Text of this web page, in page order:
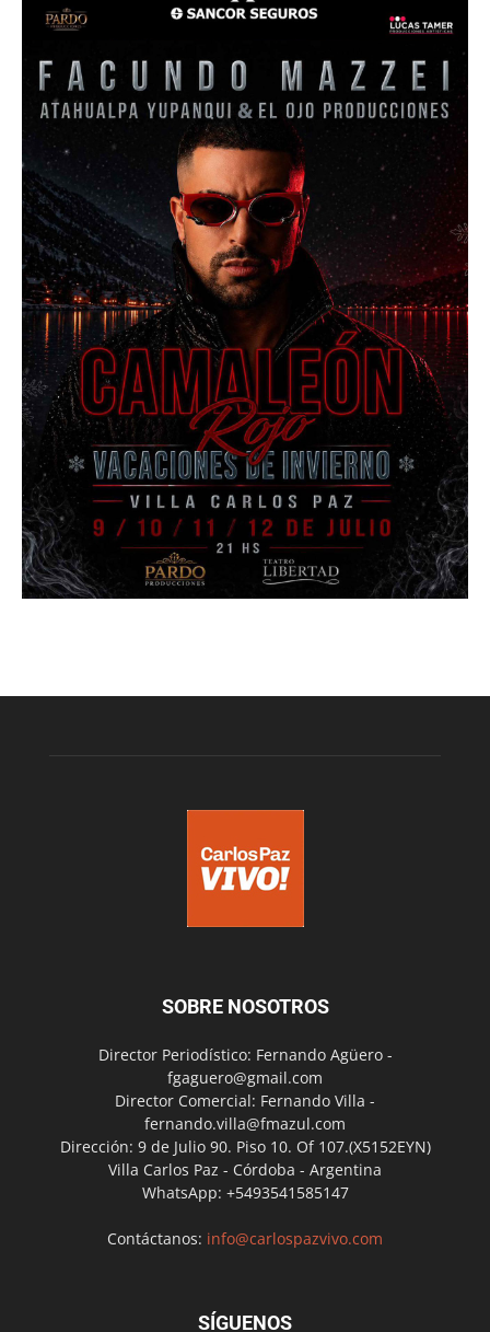
SOBRE NOSOTROS
Director Periodístico: Fernando Agüero -
fgaguero@gmail.com
Director Comercial: Fernando Villa -
fernando.villa@fmazul.com
Dirección: 9 de Julio 90. Piso 10. Of 107.(X5152EYN)
Villa Carlos Paz - Córdoba - Argentina
WhatsApp: +5493541585147
Contáctanos: info@carlospazvivo.com
SÍGUENOS